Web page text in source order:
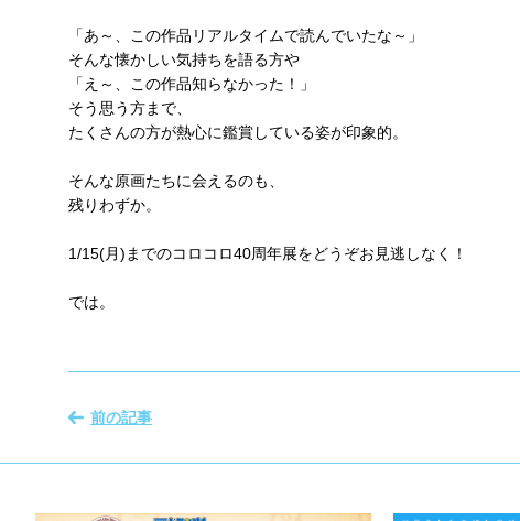
「あ～、この作品リアルタイムで読んでいたな～」
そんな懐かしい気持ちを語る方や
「え～、この作品知らなかった！」
そう思う方まで、
たくさんの方が熱心に鑑賞している姿が印象的。
そんな原画たちに会えるのも、
残りわずか。
1/15(月)までのコロコロ40周年展をどうぞお見逃しなく！
では。
前の記事